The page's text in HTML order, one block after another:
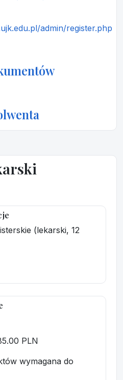
admin/register.php
(lekarski, 12
PLN
wymagana do